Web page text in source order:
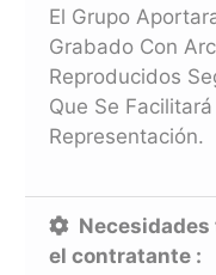
El Grupo
Grabado Con
Reproducidos
Que Se
Representación.
el contratante :